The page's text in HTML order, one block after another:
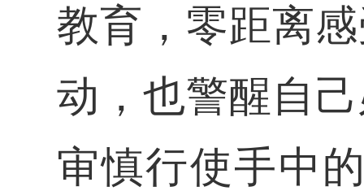
教育， 零距离
动，也警醒自
审慎行使手中